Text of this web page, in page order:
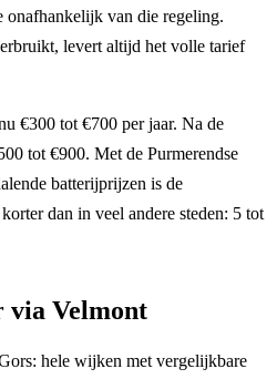
onafhankelijk van die regeling.
levert altijd het volle tarief
€300 tot €700 per jaar. Na de
tot €900. Met de Purmerendse
batterijprijzen is de
dan in veel andere steden: 5 tot
via Velmont
hele wijken met vergelijkbare